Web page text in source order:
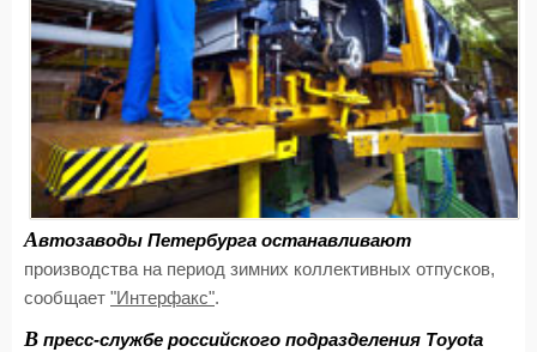
Автозаводы Петербурга останавливают
производства на период зимних коллективных отпусков,
сообщает "Интерфакс".
В пресс-службе российского подразделения Toyota